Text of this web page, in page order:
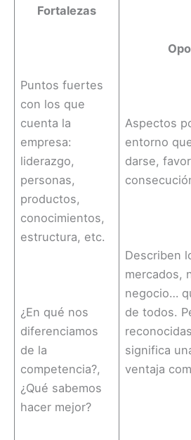
Fortalezas
Puntos fuertes
con los que
cuenta la
empresa:
liderazgo,
personas,
productos,
conocimientos,
estructura, etc.
¿En qué nos
diferenciamos
de la
competencia?,
¿Qué sabemos
hacer mejor?
Aspectos
entorno
darse,
Describen
mercados,
negocio…
de todos.
significa
ventaja